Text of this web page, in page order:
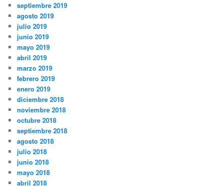
septiembre 2019
agosto 2019
julio 2019
junio 2019
mayo 2019
abril 2019
marzo 2019
febrero 2019
enero 2019
diciembre 2018
noviembre 2018
octubre 2018
septiembre 2018
agosto 2018
julio 2018
junio 2018
mayo 2018
abril 2018